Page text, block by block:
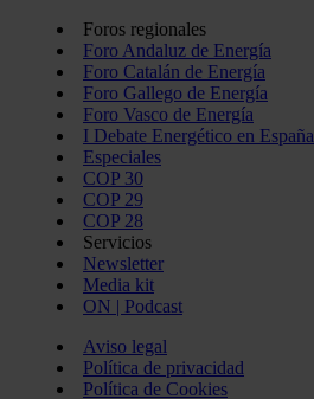
Foros regionales
Foro Andaluz de Energía
Foro Catalán de Energía
Foro Gallego de Energía
Foro Vasco de Energía
I Debate Energético en España
Especiales
COP 30
COP 29
COP 28
Servicios
Newsletter
Media kit
ON | Podcast
Aviso legal
Política de privacidad
Política de Cookies